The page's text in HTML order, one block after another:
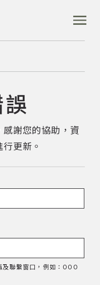
:::
謝您的協助，資
更新。
聯繫窗口，例如：OOO